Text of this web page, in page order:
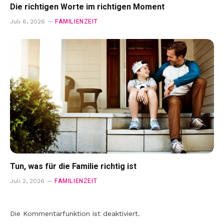
Die richtigen Worte im richtigen Moment
Juli 6, 2026 FAMILIENZEIT
Tun, was für die Familie richtig ist
Juli 2, 2026 FAMILIENZEIT
Die Kommentarfunktion ist deaktiviert.